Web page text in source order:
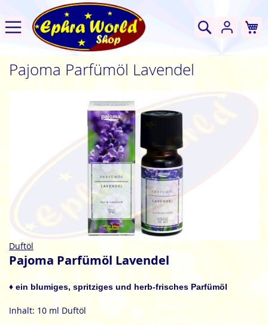
Suche
Pajoma Parfümöl Lavendel
Zum
Anfang
Bildgalerie
springen
Duftöl
Pajoma Parfümöl Lavendel
♦ ein blumiges, spritziges und herb-frisches Parfümöl
Inhalt: 10 ml Duftöl